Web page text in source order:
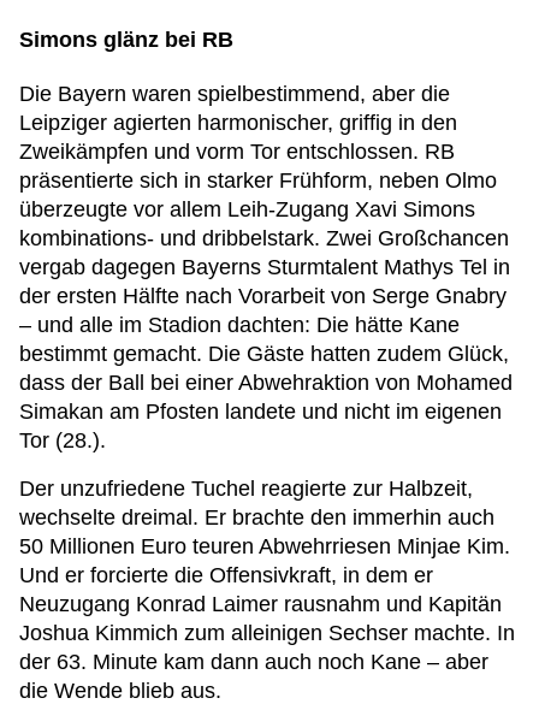
Simons glänz bei RB
Die Bayern waren spielbestimmend, aber die
Leipziger agierten harmonischer, griffig in den
Zweikämpfen und vorm Tor entschlossen. RB
präsentierte sich in starker Frühform, neben Olmo
überzeugte vor allem Leih-Zugang Xavi Simons
kombinations- und dribbelstark. Zwei Großchancen
vergab dagegen Bayerns Sturmtalent Mathys Tel in
der ersten Hälfte nach Vorarbeit von Serge Gnabry
– und alle im Stadion dachten: Die hätte Kane
bestimmt gemacht. Die Gäste hatten zudem Glück,
dass der Ball bei einer Abwehraktion von Mohamed
Simakan am Pfosten landete und nicht im eigenen
Tor (28.).
Der unzufriedene Tuchel reagierte zur Halbzeit,
wechselte dreimal. Er brachte den immerhin auch
50 Millionen Euro teuren Abwehrriesen Minjae Kim.
Und er forcierte die Offensivkraft, in dem er
Neuzugang Konrad Laimer rausnahm und Kapitän
Joshua Kimmich zum alleinigen Sechser machte. In
der 63. Minute kam dann auch noch Kane – aber
die Wende blieb aus.